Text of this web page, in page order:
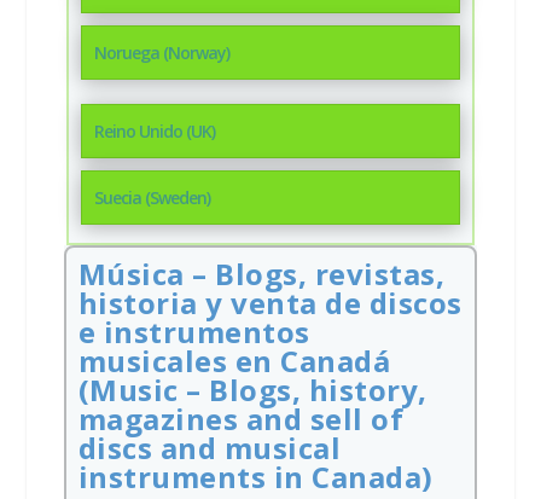
Noruega (Norway)
Reino Unido (UK)
Suecia (Sweden)
Música – Blogs, revistas,
historia y venta de discos
e instrumentos
musicales en Canadá
(Music – Blogs, history,
magazines and sell of
discs and musical
instruments in Canada)